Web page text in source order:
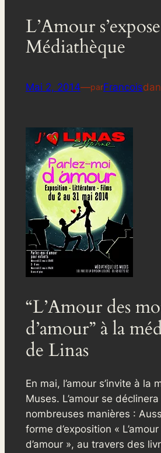
L’Amour
Médiathèque
Mai 2, 2014—parFrancois
“L’Amour des
d’amour” à la
de Linas
En mai, l’amour s’invite à la
Muses. L’amour se
nombreuses manières :
forme d’exposition «
d’amour », au travers des